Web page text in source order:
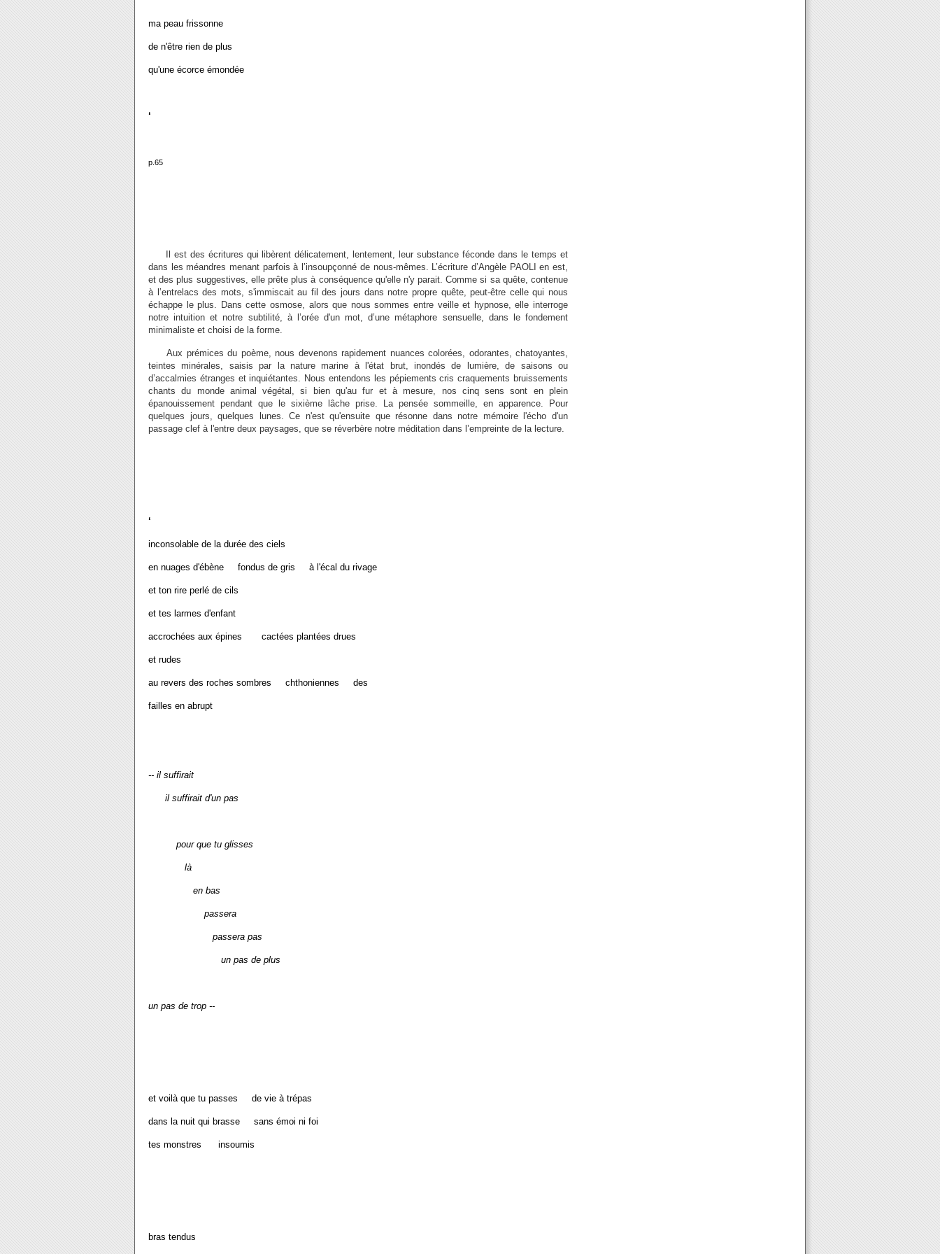
ma peau frissonne
de n'être rien de plus
qu'une écorce émondée
‘
p.65
Il est des écritures qui libèrent délicatement, lentement, leur substance féconde dans le temps et
dans les méandres menant parfois à l’insoupçonné de nous-mêmes. L’écriture d’Angèle PAOLI en est,
et des plus suggestives, elle prête plus à conséquence qu'elle n'y parait. Comme si sa quête, contenue
à l’entrelacs des mots, s'immiscait au fil des jours dans notre propre quête, peut-être celle qui nous
échappe le plus. Dans cette osmose, alors que nous sommes entre veille et hypnose, elle interroge
notre intuition et notre subtilité, à l’orée d'un mot, d’une métaphore sensuelle, dans le fondement
minimaliste et choisi de la forme.
Aux prémices du poème, nous devenons rapidement nuances colorées, odorantes, chatoyantes,
teintes minérales, saisis par la nature marine à l'état brut, inondés de lumière, de saisons ou
d’accalmies étranges et inquiétantes. Nous entendons les pépiements cris craquements bruissements
chants du monde animal végétal, si bien qu'au fur et à mesure, nos cinq sens sont en plein
épanouissement pendant que le sixième lâche prise. La pensée sommeille, en apparence. Pour
quelques jours, quelques lunes. Ce n'est qu'ensuite que résonne dans notre mémoire l'écho d'un
passage clef à l'entre deux paysages, que se réverbère notre méditation dans l’empreinte de la lecture.
‘
inconsolable de la durée des ciels
en nuages d'ébène fondus de gris à l'écal du rivage
et ton rire perlé de cils
et tes larmes d'enfant
accrochées aux épines cactées plantées drues
et rudes
au revers des roches sombres chthoniennes des
failles en abrupt
-- il suffirait
il suffirait d'un pas
pour que tu glisses
là
en bas
passera
passera pas
un pas de plus
un pas de trop --
et voilà que tu passes de vie à trépas
dans la nuit qui brasse sans émoi ni foi
tes monstres insoumis
bras tendus